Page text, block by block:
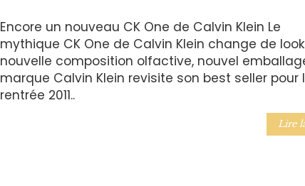
Encore un nouveau CK One de Calvin Klein Le
mythique CK One de Calvin Klein change de
nouvelle composition olfactive, nouvel
marque Calvin Klein revisite son best seller pour
rentrée 2011..
Lire